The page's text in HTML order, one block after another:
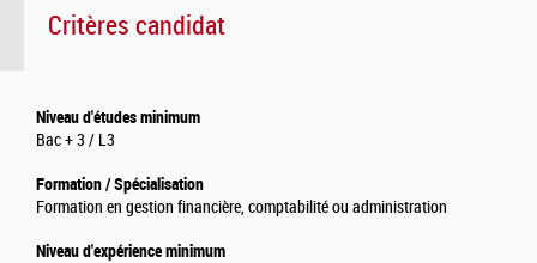
Critères candidat
Niveau d'études minimum
Bac + 3 / L3
Formation / Spécialisation
Formation en gestion financière, comptabilité ou administration
Niveau d'expérience minimum